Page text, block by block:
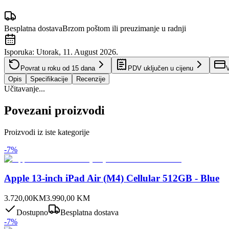
Besplatna dostavaBrzom poštom ili preuzimanje u radnji
Isporuka: Utorak, 11. August 2026.
Povrat u roku od 15 dana PDV uključen u cijenu
Opis
Specifikacije Recenzije
Učitavanje...
Povezani proizvodi
Proizvodi iz iste kategorije
-7%
Apple 13-inch iPad Air (M4) Cellular 512GB - Blue
3.720,00KM3.990,00 KM
Dostupno
Besplatna dostava
-7%